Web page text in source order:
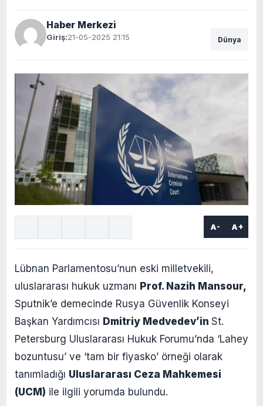
Haber Merkezi
Giriş:21-05-2025 21:15 Dünya
A- A+
Lübnan Parlamentosu’nun eski milletvekili,
uluslararası hukuk uzmanı Prof. Nazih Mansour,
Sputnik’e demecinde Rusya Güvenlik Konseyi
Başkan Yardımcısı Dmitriy Medvedev’in St.
Petersburg Uluslararası Hukuk Forumu’nda ‘Lahey
bozuntusu’ ve ‘tam bir fiyasko’ örneği olarak
tanımladığı Uluslararası Ceza Mahkemesi
(UCM) ile ilgili yorumda bulundu.